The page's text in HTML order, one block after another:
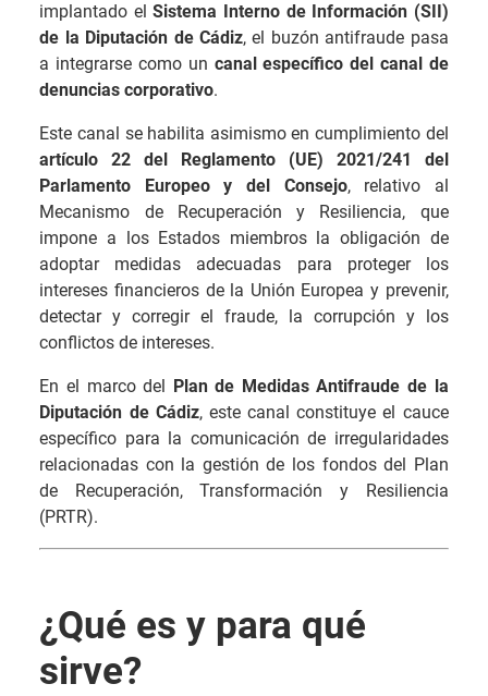
implantado elSistema Interno de Información (SII)
de la Diputación de Cádiz, el buzón antifraude pasa
a integrarse como un canal específico del canal de
denuncias corporativo.
Este canal se habilita asimismo en cumplimiento del
artículo 22 del Reglamento (UE) 2021/241 del
Parlamento Europeo y del Consejo, relativo al
Mecanismo de Recuperación y Resiliencia, que
impone a los Estados miembros la obligación de
adoptar medidas adecuadas para proteger los
intereses financieros de la Unión Europea y prevenir,
detectar y corregir el fraude, la corrupción y los
conflictos de intereses.
En el marco del
Plan de Medidas Antifraude de la
Diputación de Cádiz, este canal constituye el cauce
específico para la comunicación de irregularidades
relacionadas con la gestión de los fondos del Plan
de Recuperación, Transformación y Resiliencia
(PRTR).
¿Qué es y para qué
sirve?